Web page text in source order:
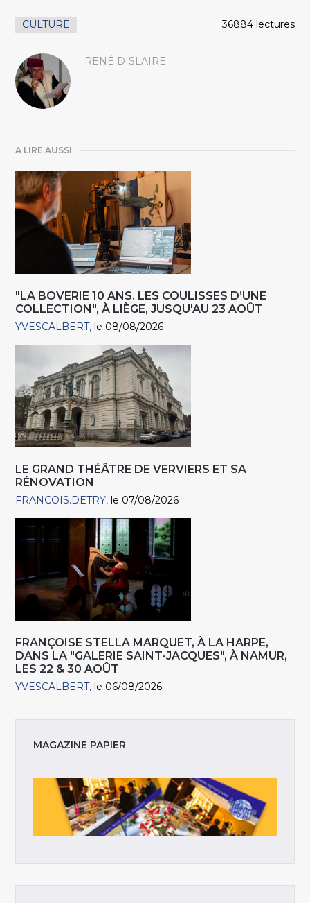
CULTURE 36884 lectures
RENÉ DISLAIRE
A LIRE AUSSI
"LA BOVERIE 10 ANS. LES COULISSES D’UNE
COLLECTION", À LIÈGE, JUSQU'AU 23 AOÛT
YVESCALBERT le 08/08/2026
LE GRAND THÉÂTRE DE VERVIERS ET SA
RÉNOVATION
FRANCOIS.DETRY le 07/08/2026
FRANÇOISE STELLA MARQUET, À LA HARPE,
DANS LA "GALERIE SAINT-JACQUES", À NAMUR,
LES 22 & 30 AOÛT
YVESCALBERT le 06/08/2026
MAGAZINE PAPIER